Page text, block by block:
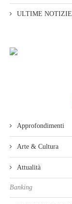
ULTIME NOTIZIE
Approfondimenti
Arte & Cultura
Attualità
Banking